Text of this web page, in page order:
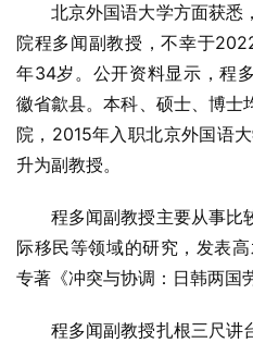
北京外国语大学方面获悉
院程多闻副教授，不幸于
年34岁。公开资料显示，程
徽省歙县。本科、硕士、博士
院，2015年入职北京外国语
升为副教授。
程多闻副教授主要从事比
际移民等领域的研究，发表
专著《冲突与协调：日韩两国
程多闻副教授扎根三尺讲